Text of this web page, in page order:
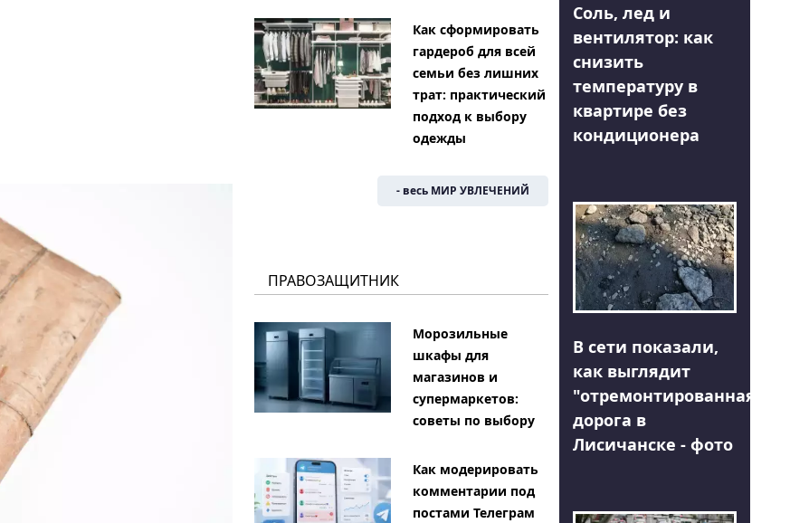
Как сформировать
гардероб для всей
семьи без лишних
трат: практический
подход к выбору
одежды
- весь МИР УВЛЕЧЕНИЙ
ПРАВОЗАЩИТНИК
Морозильные
шкафы для
магазинов и
супермаркетов:
советы по выбору
Как модерировать
комментарии под
постами Телеграм
Соль, лед и
вентилятор: как
снизить
температуру в
квартире без
кондиционера
В сети показали,
как выглядит
"отремонтированная"
дорога в
Лисичанске - фото